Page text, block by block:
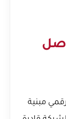
مبنية